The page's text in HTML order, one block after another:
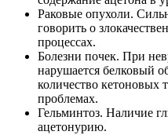
Раковые опухоли.
говорить о
процессах.
Болезни почек. При
нарушается белковый
количество кетоновых
проблемах.
Гельминтоз. Наличие
ацетонурию.